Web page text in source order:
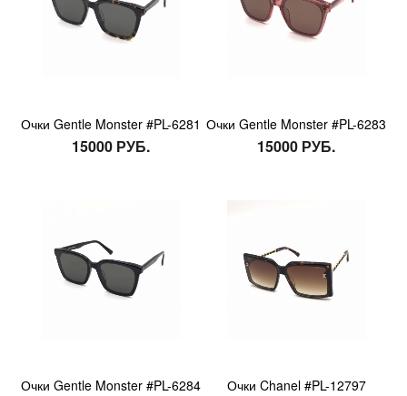
Очки Gentle Monster #PL-6281
15000 РУБ.
Очки Gentle Monster #PL-6283
15000 РУБ.
Очки Gentle Monster #PL-6284 Очки Chanel #PL-12797